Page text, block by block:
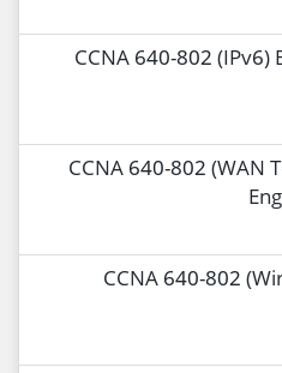
22-CCNA 640-802
23-CCNA 640-802
24-CCNA 640-802